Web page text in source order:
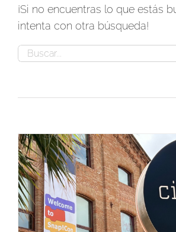
¡Si no encuentras lo que estás
intenta con otra búsqueda!